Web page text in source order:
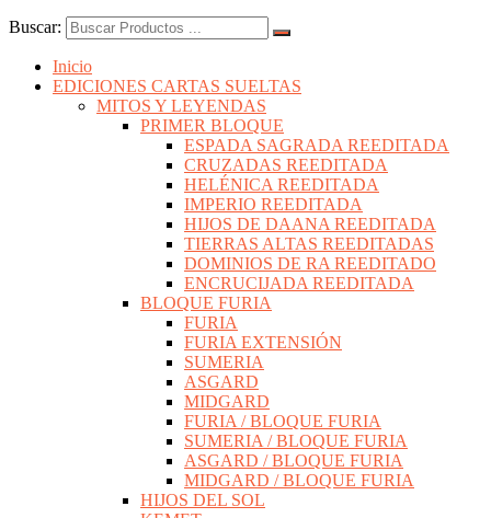
Buscar:
Inicio
EDICIONES CARTAS SUELTAS
MITOS Y LEYENDAS
PRIMER BLOQUE
ESPADA SAGRADA REEDITADA
CRUZADAS REEDITADA
HELÉNICA REEDITADA
IMPERIO REEDITADA
HIJOS DE DAANA REEDITADA
TIERRAS ALTAS REEDITADAS
DOMINIOS DE RA REEDITADO
ENCRUCIJADA REEDITADA
BLOQUE FURIA
FURIA
FURIA EXTENSIÓN
SUMERIA
ASGARD
MIDGARD
FURIA / BLOQUE FURIA
SUMERIA / BLOQUE FURIA
ASGARD / BLOQUE FURIA
MIDGARD / BLOQUE FURIA
HIJOS DEL SOL